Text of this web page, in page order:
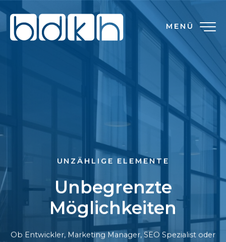
MENÜ
UNZÄHLIGE ELEMENTE
Unbegrenzte
Möglichkeiten
Ob Entwickler, Marketing Manager, SEO Spezialist oder